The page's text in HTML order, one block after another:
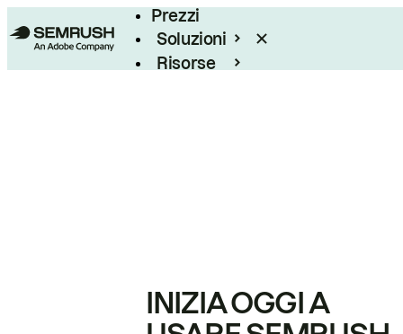
Prezzi
Soluzioni
Risorse
INIZIA OGGI A